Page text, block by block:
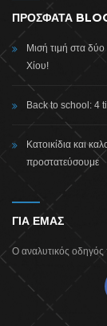
ΠΡΟΣΦΑΤΑ
Μισή τιμή στα
Χίου!
Back to school: 4
Κατοικίδια και
προστατεύσουμε
ΓΙΑ ΕΜΑΣ
Ο αναλυτικός οδηγός